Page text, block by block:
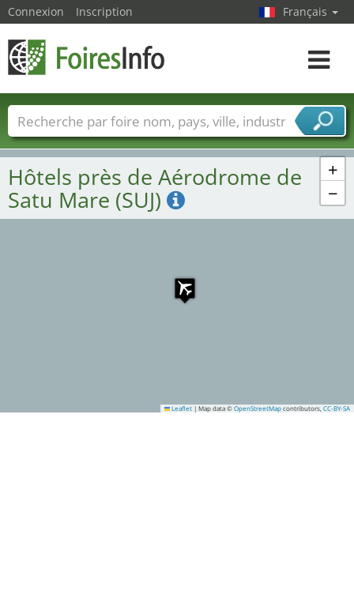
+
−
Leaflet | Map data © OpenStreetMap contributors, CC-BY-SA
Hôtels près de Aérodrome de
Satu Mare (SUJ)
Connexion Inscription Français
Toggle
Foire noms Pays Villes
Secteurs de foire
Secteurs du fournisseur de services